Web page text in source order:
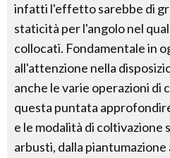
infatti l'effetto sarebbe di
staticità per l'angolo nel
collocati. Fondamentale in
all'attenzione nella
anche le varie operazioni di
questa puntata
e le modalità di coltivazione
arbusti, dalla